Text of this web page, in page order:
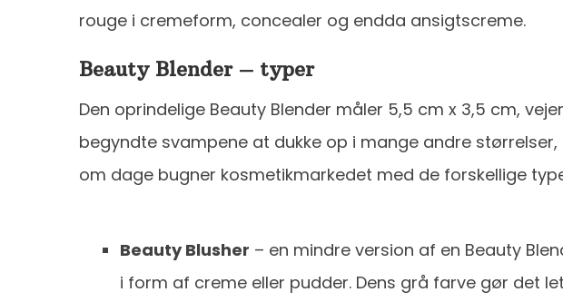
rouge i cremeform, concealer og endda ansigtscreme.
Beauty Blender – typer
Den oprindelige Beauty Blender måler 5,5 cm x 3,5 cm,
begyndte svampene at dukke op i mange andre
om dage bugner kosmetikmarkedet med de forskellige
Beauty Blusher – en mindre version af en Beauty
i form af creme eller pudder. Dens grå farve gør det